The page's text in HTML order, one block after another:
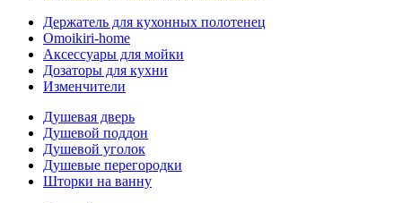
Держатель для кухонных полотенец
Omoikiri-home
Аксессуары для мойки
Дозаторы для кухни
Изменчители
Душевая дверь
Душевой поддон
Душевой уголок
Душевые перегородки
Шторки на ванну